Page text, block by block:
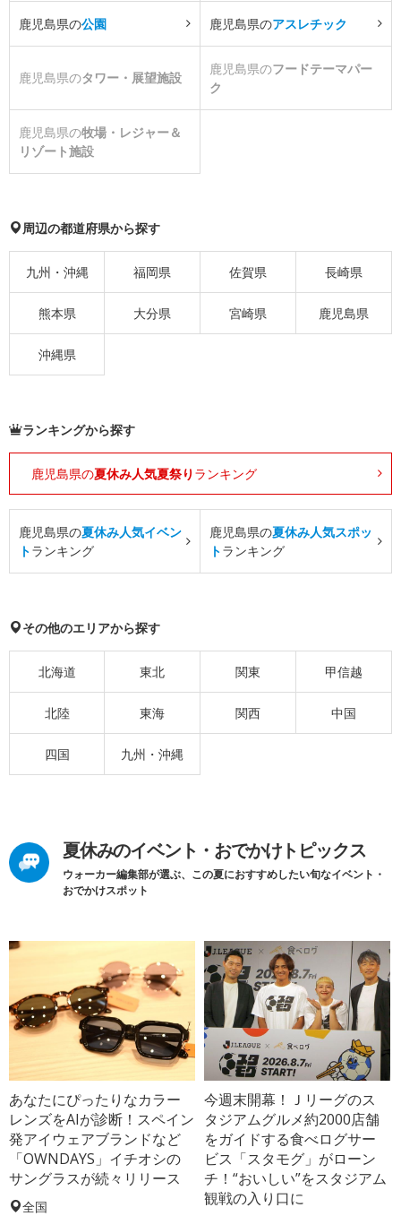
鹿児島県の公園 鹿児島県のアスレチック
鹿児島県のタワー・展望施設
鹿児島県のフードテーマパー
ク
鹿児島県の牧場・レジャー＆
リゾート施設
周辺の都道府県から探す
九州・沖縄 福岡県 佐賀県 長崎県
熊本県 大分県 宮崎県 鹿児島県
沖縄県
ランキングから探す
鹿児島県の夏休み人気夏祭り ランキング
鹿児島県の夏休み人気イベン
トランキング
鹿児島県の夏休み人気スポッ
トランキング
その他のエリアから探す
北海道 東北 関東 甲信越
北陸 東海 関西 中国
四国 九州・沖縄
夏休みのイベント・おでかけトピックス
ウォーカー編集部が選ぶ、この夏におすすめしたい旬なイベント・
おでかけスポット
あなたにぴったりなカラー
レンズをAIが診断！スペイン
発アイウェアブランドなど
「OWNDAYS」イチオシの
サングラスが続々リリース
全国
今週末開幕！Ｊリーグのス
タジアムグルメ約2000店舗
をガイドする食べログサー
ビス「スタモグ」がローン
チ！“おいしい”をスタジアム
観戦の入り口に